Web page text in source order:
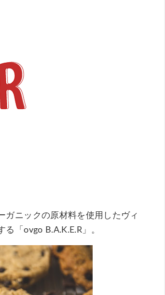
ガニックの原材料を使用したヴィ
「ovgo B.A.K.E.R」。